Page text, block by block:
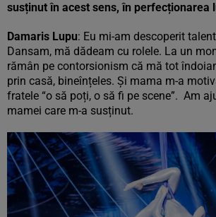
susținut în acest sens, în perfecționarea
Damaris Lupu: Eu mi-am descoperit
Dansam, mă dădeam cu rolele. La un
rămân pe contorsionism că mă tot
prin casă, bineînțeles. Și mama m-a
fratele “o să poți, o să fi pe scene”. Am
mamei care m-a susținut.